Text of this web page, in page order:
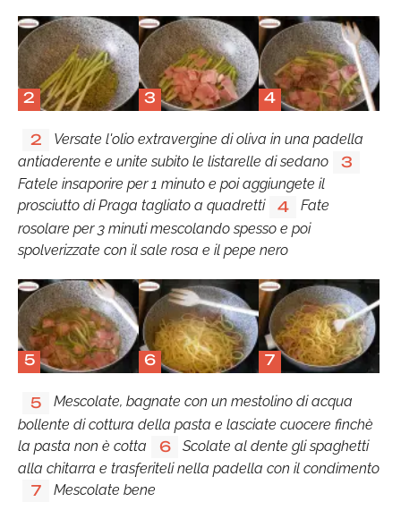
2 3 4
2
Versate l'olio extravergine di oliva in una padella
antiaderente e unite subito le listarelle di sedano
3
Fatele insaporire per 1 minuto e poi aggiungete il
prosciutto di Praga tagliato a quadretti
4
Fate
rosolare per 3 minuti mescolando spesso e poi
spolverizzate con il sale rosa e il pepe nero
5 6 7
5
Mescolate, bagnate con un mestolino di acqua
bollente di cottura della pasta e lasciate cuocere finchè
la pasta non è cotta
6
Scolate al dente gli spaghetti
alla chitarra e trasferiteli nella padella con il condimento
7 Mescolate bene